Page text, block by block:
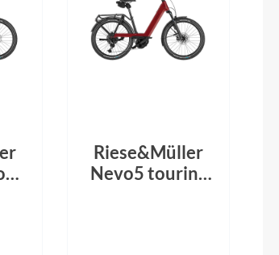
Riese&Müller
Nevo5 touring